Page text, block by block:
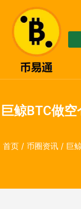
巨鲸BTC做
首页 / 币圈资讯 / 巨